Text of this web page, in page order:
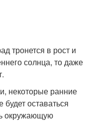
тронется в рост и
солнца, то даже
некоторые ранние
оставаться
окружающую